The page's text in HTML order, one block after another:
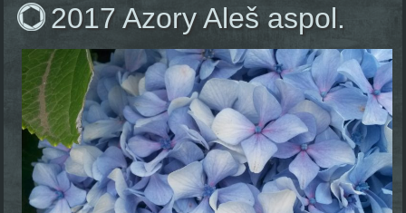
2017 Azory Aleš aspol.